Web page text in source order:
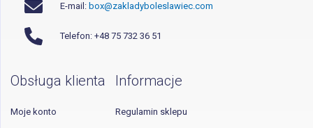
E-mail: box@zakladyboleslawiec.com
Telefon: +48 75 732 36 51
Obsługa klienta
Moje konto
Informacje
Regulamin sklepu